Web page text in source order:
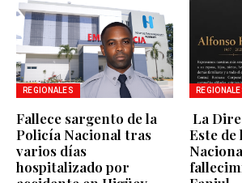
REGIONALES
Fallece sargento de la
Policía Nacional tras
varios días
hospitalizado por
La
Este de